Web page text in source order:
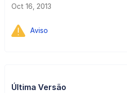
Oct 16, 2013
Aviso
Última Versão